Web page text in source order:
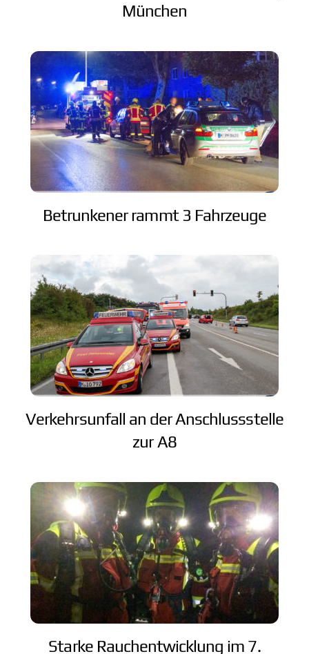
München
Betrunkener rammt 3 Fahrzeuge
Verkehrsunfall an der Anschlussstelle
zur A8
Starke Rauchentwicklung im 7.